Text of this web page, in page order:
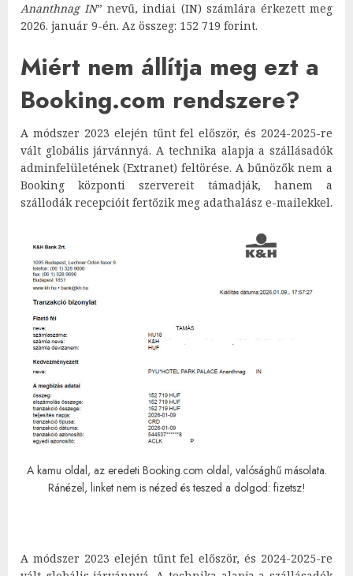
Ananthnag IN” nevű, indiai (IN) számlára érkezett meg
2026. január 9-én. Az összeg: 152 719 forint.
Miért nem állítja meg ezt a
Booking.com rendszere?
A módszer 2023 elején tűnt fel először, és 2024-2025-re
vált globális járvánnyá. A technika alapja a szállásadók
adminfelületének (Extranet) feltörése. A bűnözők nem a
Booking központi szervereit támadják, hanem a
szállodák recepcióit fertőzik meg adathalász e-mailekkel.
A kamu oldal, az eredeti Booking.com oldal, valósághű másolata.
Ránézel, linket nem is nézed és teszed a dolgod: fizetsz!
A módszer 2023 elején tűnt fel először, és 2024-2025-re